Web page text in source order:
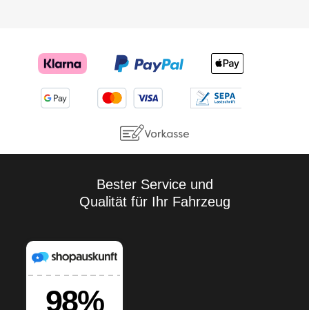
Bester Service und
Qualität für Ihr Fahrzeug